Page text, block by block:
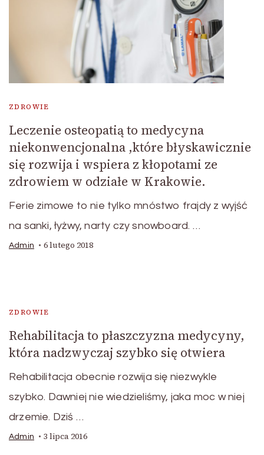
ZDROWIE
Leczenie osteopatią to medycyna
niekonwencjonalna ,które błyskawicznie
się rozwija i wspiera z kłopotami ze
zdrowiem w odziałe w Krakowie.
Ferie zimowe to nie tylko mnóstwo frajdy z wyjść
na sanki, łyżwy, narty czy snowboard. …
Admin 6 lutego 2018
ZDROWIE
Rehabilitacja to płaszczyzna medycyny,
która nadzwyczaj szybko się otwiera
Rehabilitacja obecnie rozwija się niezwykle
szybko. Dawniej nie wiedzieliśmy, jaka moc w niej
drzemie. Dziś …
Admin 3 lipca 2016